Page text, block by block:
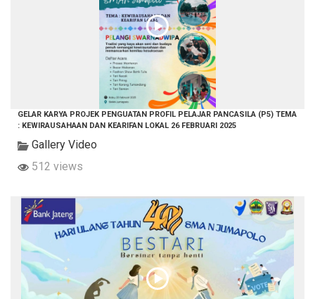
GELAR KARYA PROJEK PENGUATAN PROFIL PELAJAR PANCASILA (P5) TEMA
: KEWIRAUSAHAAN DAN KEARIFAN LOKAL 26 FEBRUARI 2025
Gallery Video
512 views